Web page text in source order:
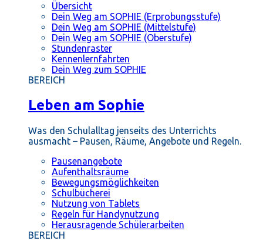
Übersicht
Dein Weg am SOPHIE (Erprobungsstufe)
Dein Weg am SOPHIE (Mittelstufe)
Dein Weg am SOPHIE (Oberstufe)
Stundenraster
Kennenlernfahrten
Dein Weg zum SOPHIE
BEREICH
Leben am Sophie
Was den Schulalltag jenseits des Unterrichts
ausmacht – Pausen, Räume, Angebote und Regeln.
Pausenangebote
Aufenthaltsräume
Bewegungsmöglichkeiten
Schulbücherei
Nutzung von Tablets
Regeln für Handynutzung
Herausragende Schülerarbeiten
BEREICH